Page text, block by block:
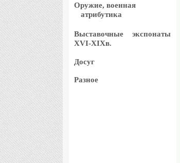
Оружие, военная
атрибутика
Выставочные
экспонаты
XVI-XIXв.
Досуг
Разное